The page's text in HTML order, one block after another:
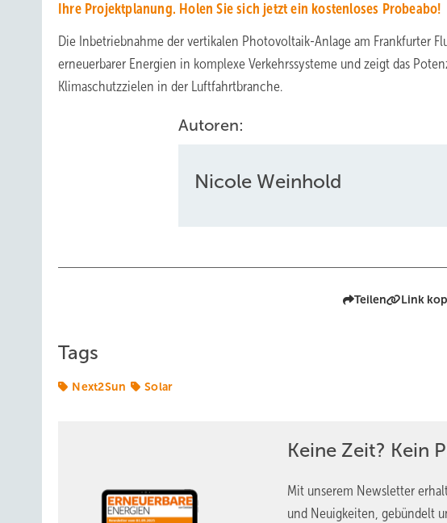
Ihre Projektplanung. Holen Sie sich jetzt ein kostenloses Probeabo!
Die Inbetriebnahme der vertikalen Photovoltaik-Anlage am Frankfurter
erneuerbarer Energien in komplexe Verkehrssysteme und zeigt das
Klimaschutzzielen in der Luftfahrtbranche.
Autoren:
Nicole Weinhold
Teilen Link
Tags
Next2Sun Solar
Keine Zeit? Kein
Mit unserem Newsletter
und Neuigkeiten, gebündelt